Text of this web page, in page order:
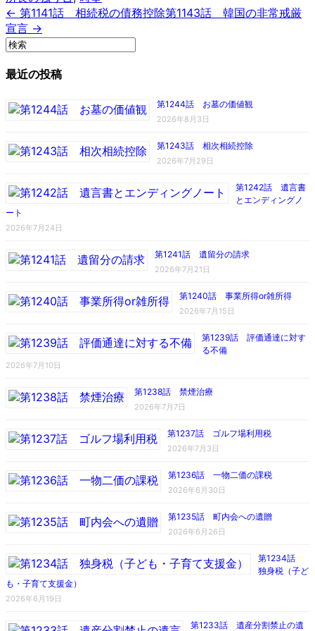
← 第1141話 相続税の債務控除第1143話 韓国の非常戒厳
宣言 →
最近の投稿
第1244話 お墓の価値観
2026年8月3日
第1243話 相次相続控除
2026年7月29日
第1242話 遺言書
とエンディングノ
ート
2026年7月24日
第1241話 遺留分の請求
2026年7月21日
第1240話 事業所得or雑所得
2026年7月15日
第1239話 評価通達に対す
る不備
2026年7月10日
第1238話 禁煙治療
2026年7月7日
第1237話 ゴルフ場利用税
2026年7月3日
第1236話 一物二価の課税
2026年6月30日
第1235話 町内会への遺贈
2026年6月26日
第1234話
独身税（子ど
も・子育て支援金）
2026年6月19日
第1233話 遺産分割禁止の遺